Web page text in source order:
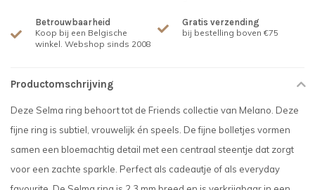
Betrouwbaarheid
Koop bij een Belgische
winkel. Webshop sinds 2008
Gratis verzending
bij bestelling boven €75
Productomschrijving
Deze Selma ring behoort tot de Friends collectie van Melano. Deze
fijne ring is subtiel, vrouwelijk én speels. De fijne bolletjes vormen
samen een bloemachtig detail met een centraal steentje dat zorgt
voor een zachte sparkle. Perfect als cadeautje of als everyday